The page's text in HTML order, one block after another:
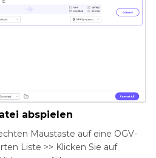
abspielen
Maustaste auf eine OGV-
Liste >> Klicken Sie auf